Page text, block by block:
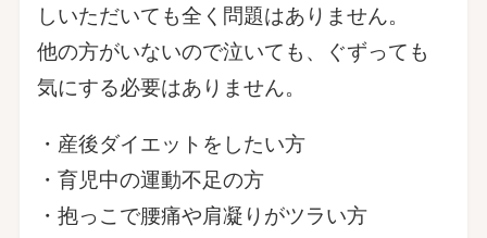
しいただいても全く問題はありません。
他の方がいないので泣いても、ぐずっても
気にする必要はありません。
・産後ダイエットをしたい方
・育児中の運動不足の方
・抱っこで腰痛や肩凝りがツラい方